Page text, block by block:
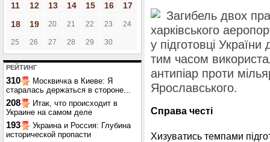
11
12 13 14 15 16
17
18
19 20 21 22 23 24
25 26 27 28 29 30
РЕЙТИНГ
310
Москвичка в Киеве: Я
старалась держаться в стороне...
208
Итак, что происходит в
Украине на самом деле
193
Украина и Россия: Глубина
исторической пропасти
Загибель двох
харківського
у підготовці
тим часом
антипіар проти
Ярославського.
Справа честі
Хизуватись темпами